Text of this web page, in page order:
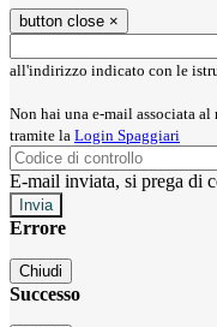
button close ×
all'indirizzo indicato con le
Non hai una e-mail associata
tramite la Login Spaggiari
E-mail inviata, si prega di
Errore
Chiudi
Successo